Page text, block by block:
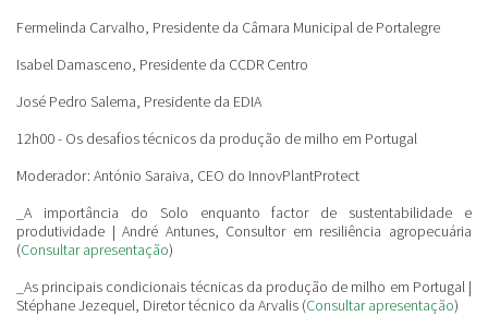
Fermelinda Carvalho, Presidente da Câmara Municipal de Portalegre
Isabel Damasceno, Presidente da CCDR Centro
José Pedro Salema, Presidente da EDIA
12h00 - Os desafios técnicos da produção de milho em Portugal
Moderador: António Saraiva, CEO do InnovPlantProtect
_A importância do Solo enquanto factor de sustentabilidade e
produtividade | André Antunes, Consultor em resiliência agropecuária
(Consultar apresentação)
_As principais condicionais técnicas da produção de milho em Portugal |
Stéphane Jezequel, Diretor técnico da Arvalis (Consultar apresentação)